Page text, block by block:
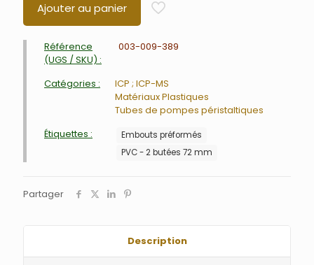
Ajouter au panier
Référence
(UGS / SKU) :
003-009-389
Catégories :
ICP ; ICP-MS
Matériaux Plastiques
Tubes de pompes péristaltiques
Étiquettes :
Embouts préformés
PVC - 2 butées 72 mm
Partager
Description